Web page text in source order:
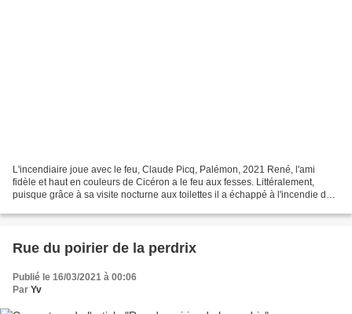
L'incendiaire joue avec le feu, Claude Picq, Palémon, 2021 René, l'ami
fidèle et haut en couleurs de Cicéron a le feu aux fesses. Littéralement,
puisque grâce à sa visite nocturne aux toilettes il a échappé à l'incendie de
Rue du poirier de la perdrix
Publié le 16/03/2021 à 00:06
Par Yv